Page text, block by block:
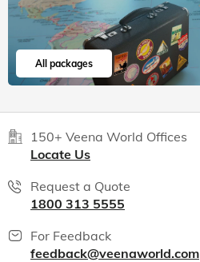
All packages
150+ Veena World Offices
Locate Us
Request a Quote
1800 313 5555
For Feedback
feedback@veenaworld.com